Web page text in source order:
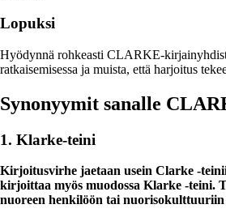
Lopuksi
Hyödynnä rohkeasti CLARKE-
ratkaisemisessa ja muista, että harjoitus
Synonyymit sanalle
1. Klarke-teini
Kirjoitusvirhe jaetaan usein Clarke -
kirjoittaa myös muodossa Klarke -teini.
nuoreen henkilöön tai